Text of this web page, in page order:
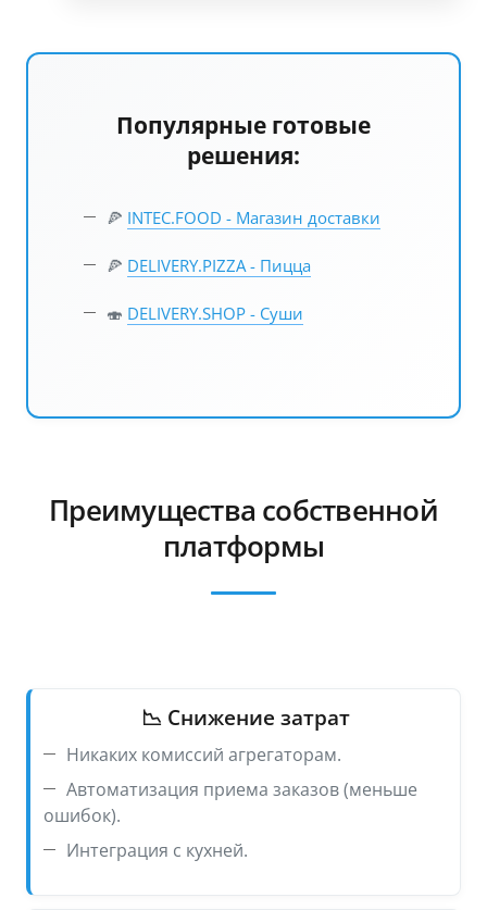
Популярные готовые
решения:
🍕 INTEC.FOOD - Магазин доставки
🍕 DELIVERY.PIZZA - Пицца
🍣 DELIVERY.SHOP - Суши
Преимущества собственной
платформы
📉 Снижение затрат
Никаких комиссий агрегаторам.
Автоматизация приема заказов (меньше
ошибок).
Интеграция с кухней.